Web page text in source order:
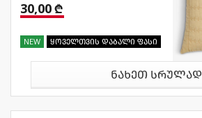
30,00 ₾
NEW ყოველთვის დაბალი ფასი
ნახეთ სრულად